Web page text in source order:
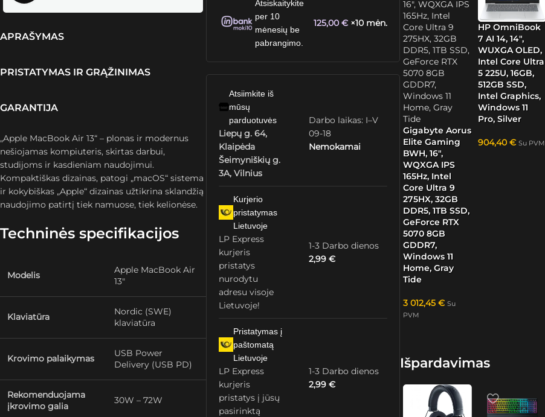
APRAŠYMAS
PRISTATYMAS IR GRĄŽINIMAS
GARANTIJA
„Apple MacBook Air 13“ – plonas ir modernus
nešiojamas kompiuteris, skirtas darbui,
studijoms ir kasdieniam naudojimui.
Kompaktiškas dizainas, patogi „macOS“ sistema
ir kokybiškas „Apple“ dizainas užtikrina sklandžią
naudojimo patirtį tiek namuose, tiek kelionėse.
Techninės specifikacijos
Modelis
Apple MacBook Air
13″
Klaviatūra
Nordic (SWE)
klaviatūra
Krovimo palaikymas
USB Power
Delivery (USB PD)
Rekomenduojama
įkrovimo galia
30W – 72W
Atsiskaitykite
per 10
mėnesių be
pabrangimo.
125,00 € ×10 mėn.
Atsiimkite iš
mūsų
parduotuvės
Liepų g. 64,
Klaipėda
Šeimyniškių g.
3A, Vilnius
Darbo laikas: I–V
09-18
Nemokamai
Kurjerio
pristatymas
Lietuvoje
LP Express
kurjeris
pristatys
nurodytu
adresu visoje
Lietuvoje!
1-3 Darbo dienos
2,99€
Pristatymas į
paštomatą
Lietuvoje
LP Express
kurjeris
pristatys į jūsų
pasirinktą
1-3 Darbo dienos
2,99€
Gigabyte Aorus
Elite Gaming
BWH, 16″,
WQXGA IPS
165Hz, Intel
Core Ultra 9
275HX, 32GB
DDR5, 1TB SSD,
GeForce RTX
5070 8GB
GDDR7,
Windows 11
Home, Gray
Tide
3 012,45 € Su
PVM
HP OmniBook
7 AI 14, 14″,
WUXGA OLED,
Intel Core Ultra
5 225U, 16GB,
512GB SSD,
Intel Graphics,
Windows 11
Pro, Silver
904,40 € Su PVM
Išpardavimas